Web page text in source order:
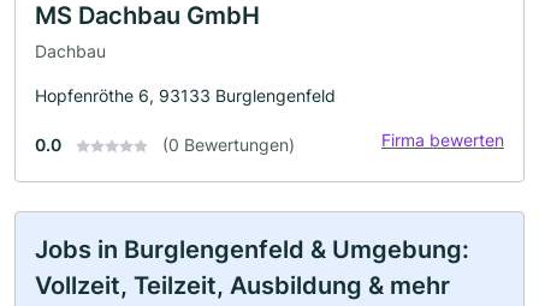
MS Dachbau GmbH
Dachbau
Hopfenröthe 6, 93133 Burglengenfeld
0.0 (0 Bewertungen) Firma bewerten
Jobs in Burglengenfeld & Umgebung:
Vollzeit, Teilzeit, Ausbildung & mehr